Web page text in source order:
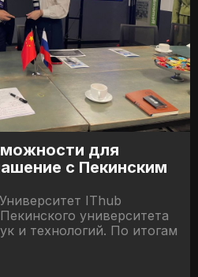
для
с Пекинским
IThub
университета
и технологий. По итогам